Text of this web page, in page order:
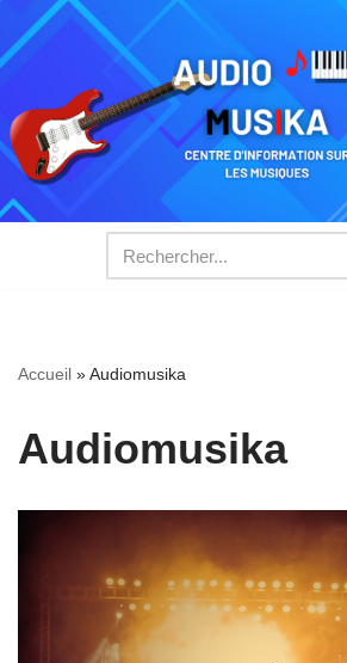
contenu
Accueil »Audiomusika
Audiomusika